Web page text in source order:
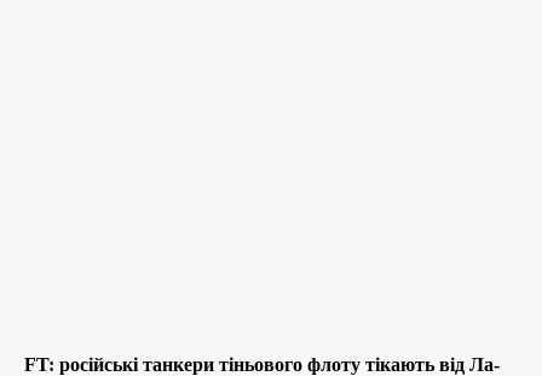
FT: російські танкери тіньового флоту тікають від Ла-